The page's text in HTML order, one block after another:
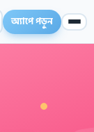
অ্যাপে পড়ুন